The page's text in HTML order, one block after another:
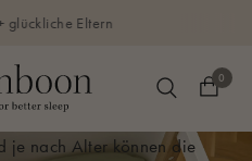
glückliche Eltern
0
schon irgendwann
pauschale Antwort auf diese
je nach Alter können die